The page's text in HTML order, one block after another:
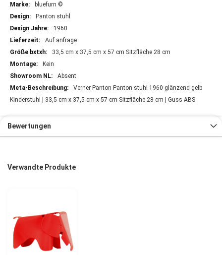
bluefurn ©
Panton stuhl
1960
Auf anfrage
33,5 cm x 37,5 cm x 57 cm Sitzfläche 28 cm
Kein
Absent
Verner Panton Panton stuhl 1960 glänzend gelb
Kinderstuhl | 33,5 cm x 37,5 cm x 57 cm Sitzfläche 28 cm | Guss ABS
Bewertungen
Verwandte Produkte